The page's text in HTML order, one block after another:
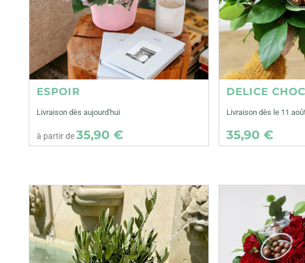
ESPOIR
Livraison dès aujourd'hui
à partir de35,90 €
DELICE
Livraison dès le 11
35,90 €